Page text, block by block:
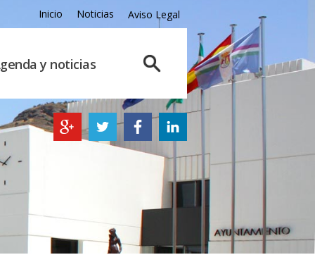
Inicio Noticias Aviso Legal
y noticias